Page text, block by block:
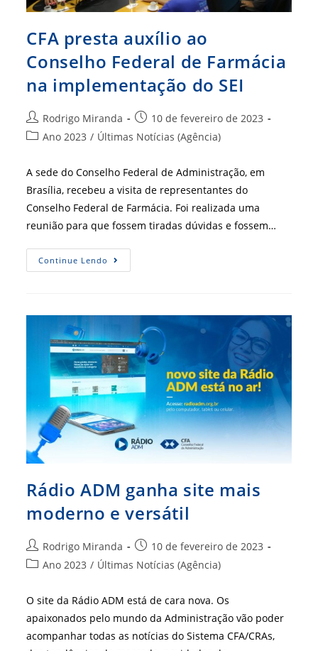
CFA presta auxílio ao
Conselho Federal de Farmácia
na implementação do SEI
Autor
do
Rodrigo Miranda
Post
publicado:
10 de fevereiro de 2023
Categoria
Ano 2023 / Últimas Notícias (Agência)
A sede do Conselho Federal de Administração, em
Brasília, recebeu a visita de representantes do
Conselho Federal de Farmácia. Foi realizada uma
reunião para que fossem tiradas dúvidas e fossem…
Continue Lendo CFA
Presta
De
Farmácia
Na
Implementação
Do
SEI
Rádio ADM ganha site mais
moderno e versátil
Autor
do
Rodrigo Miranda
Post
publicado:
10 de fevereiro de 2023
Categoria
post:
Ano 2023 / Últimas Notícias (Agência)
O site da Rádio ADM está de cara nova. Os
apaixonados pelo mundo da Administração vão poder
acompanhar todas as notícias do Sistema CFA/CRAs,